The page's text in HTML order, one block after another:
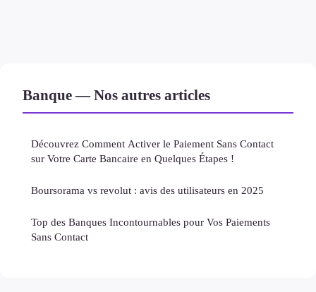
Banque — Nos autres articles
Découvrez Comment Activer le Paiement Sans Contact
sur Votre Carte Bancaire en Quelques Étapes !
Boursorama vs revolut : avis des utilisateurs en 2025
Top des Banques Incontournables pour Vos Paiements
Sans Contact